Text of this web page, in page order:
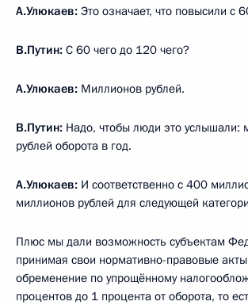
А.Улюкаев: Это означает, что повысили с
В.Путин: С 60 чего до 120 чего?
А.Улюкаев: Миллионов рублей.
В.Путин: Надо, чтобы люди это услышали:
рублей оборота в год.
А.Улюкаев: И соответственно с 400
миллионов рублей для следующей
Плюс мы дали возможность субъектам
принимая свои нормативно-правовые
обременение по упрощённому
процентов до 1 процента от оборота, то